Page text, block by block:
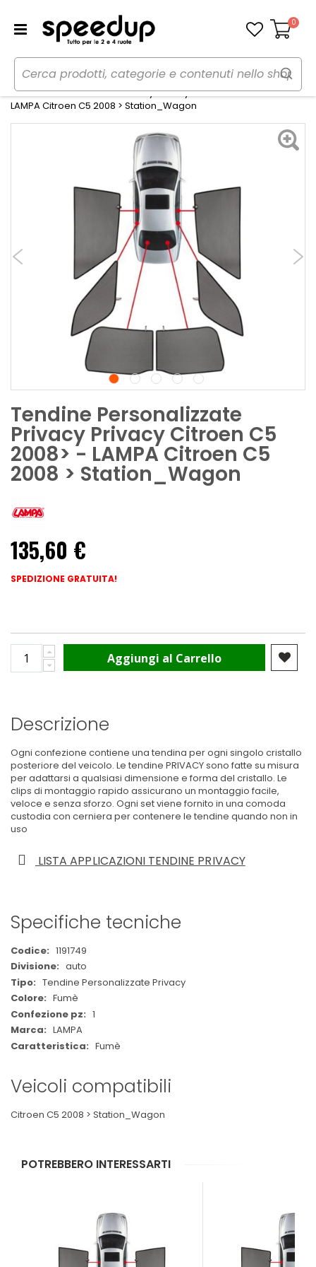
Carrello
0
Home Auto Estate
Tendine parasole
Tendine Personalizzate Privacy Privacy Citroen C5 2008> -
LAMPA Citroen C5 2008 > Station_Wagon
Tendine Personalizzate
Privacy Privacy Citroen C5
2008> - LAMPA Citroen C5
2008 > Station_Wagon
135,60 €
SPEDIZIONE GRATUITA!
Aggiungi al Carrello
Descrizione
Ogni confezione contiene una tendina per ogni singolo cristallo
posteriore del veicolo. Le tendine PRIVACY sono fatte su misura
per adattarsi a qualsiasi dimensione e forma del cristallo. Le
clips di montaggio rapido assicurano un montaggio facile,
veloce e senza sforzo. Ogni set viene fornito in una comoda
custodia con cerniera per contenere le tendine quando non in
uso
LISTA APPLICAZIONI TENDINE PRIVACY
Specifiche tecniche
Maggiori
Informazioni
1191749
auto
Tendine Personalizzate Privacy
Fumè
1
LAMPA
Fumè
Veicoli compatibili
Citroen C5 2008 > Station_Wagon
POTREBBERO INTERESSARTI